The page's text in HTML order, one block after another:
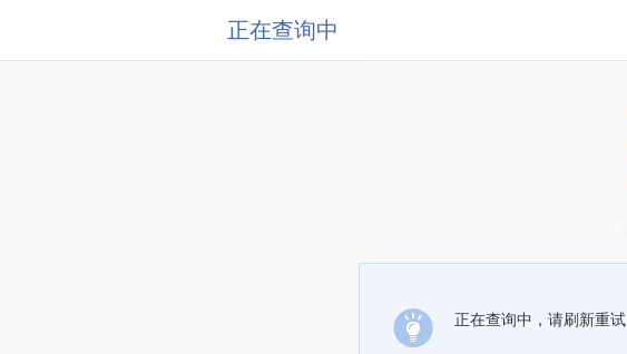
正在查询中
正在查询中，请刷新重试